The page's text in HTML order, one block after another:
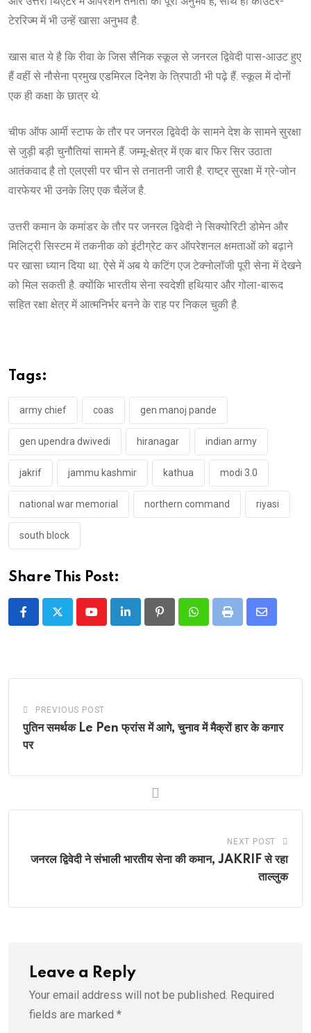
टेररिज्म में भी उन्हें खासा अनुभव है.
खास बात ये है कि रीवा के जिस सैनिक स्कूल से जनरल द्विवेदी पास-आउट हुए
हैं वहीं से नौसेना प्रमुख एडमिरल दिनेश के त्रिपाठी भी पढ़े हैं. स्कूल में दोनों
एक ही कक्षा के छात्र थे.
चीफ ऑफ आर्मी स्टाफ के तौर पर जनरल द्विवेदी के सामने देश के सामने सुरक्षा
से जुड़ी बड़ी चुनौतियां सामने हैं. जम्मू-क्षेत्र में एक बार फिर सिर उठाता
आतंकवाद है तो एलएसी पर चीन से तनातनी जारी है. राष्ट्र सुरक्षा में ग्रे-जोन
वारफेयर भी उनके लिए एक चैलेंज है.
उत्तरी कमान के कमांडर के तौर पर जनरल द्विवेदी ने सिक्योरिटी डोमेन और
मिलिट्री सिस्टम में तकनीक को इंटीग्रेट कर ऑपरेशनल क्षमताओं को बढ़ाने
पर खासा ध्यान दिया था. ऐसे में अब ये कटिंग एज टेक्नोलॉजी पूरी सेना में देखने
को मिल सकती है. क्योंकि भारतीय सेना स्वदेशी हथियार और गोला-बारूद
सहित रक्षा क्षेत्र में आत्मनिर्भर बनने के राह पर निकल चुकी है.
Tags:
army chief coas gen manoj pande
gen upendra dwivedi hiranagar indian army
jakrif jammu kashmir kathua modi 3.0
national war memorial northern command riyasi
south block
Share This Post:
YoutubeLinkedIn PinterestWhatsappPrint
Share
PREVIOUS POST
पुतिन समर्थक Le Pen फ्रांस में आगे, चुनाव में मैक्रों हार के कगार
पर
NEXT POST
जनरल द्विवेदी ने संभाली भारतीय सेना की कमान, JAKRIF से रहा
ताल्लुक
Leave a Reply
Your email address will not be published. Required
fields are marked *